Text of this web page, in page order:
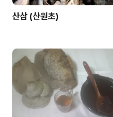
산삼 (산원초)